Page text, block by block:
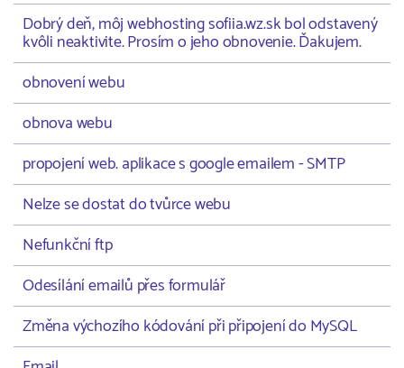
Dobrý deň, môj webhosting sofiia.wz.sk bol odstavený
kvôli neaktivite. Prosím o jeho obnovenie. Ďakujem.
obnovení webu
obnova webu
propojení web. aplikace s google emailem - SMTP
Nelze se dostat do tvůrce webu
Nefunkční ftp
Odesílání emailů přes formulář
Změna výchozího kódování při připojení do MySQL